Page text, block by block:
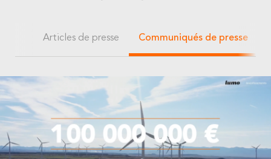
Articles de presse Communiqués de presse